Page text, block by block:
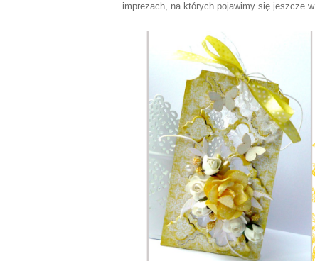
imprezach, na których pojawimy się jeszcze